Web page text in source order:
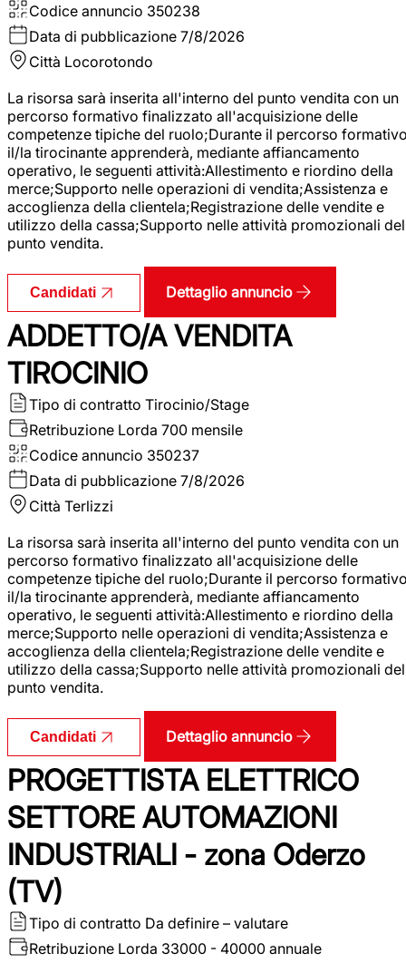
Codice annuncio 350238
Data di pubblicazione 7/8/2026
Città Locorotondo
La risorsa sarà inserita all'interno del punto vendita con un
percorso formativo finalizzato all'acquisizione delle
competenze tipiche del ruolo;Durante il percorso
il/la tirocinante apprenderà, mediante affiancamento
operativo, le seguenti attività:Allestimento e riordino della
merce;Supporto nelle operazioni di vendita;Assistenza e
accoglienza della clientela;Registrazione delle vendite e
utilizzo della cassa;Supporto nelle attività promozionali del
punto vendita.
Candidati Dettaglio annuncio
ADDETTO/A VENDITA
TIROCINIO
Tipo di contratto Tirocinio/Stage
Retribuzione Lorda 700 mensile
Codice annuncio 350237
Data di pubblicazione 7/8/2026
Città Terlizzi
La risorsa sarà inserita all'interno del punto vendita con un
percorso formativo finalizzato all'acquisizione delle
competenze tipiche del ruolo;Durante il percorso
il/la tirocinante apprenderà, mediante affiancamento
operativo, le seguenti attività:Allestimento e riordino della
merce;Supporto nelle operazioni di vendita;Assistenza e
accoglienza della clientela;Registrazione delle vendite e
utilizzo della cassa;Supporto nelle attività promozionali del
punto vendita.
Candidati Dettaglio annuncio
PROGETTISTA ELETTRICO
SETTORE AUTOMAZIONI
INDUSTRIALI - zona Oderzo
(TV)
Tipo di contratto Da definire – valutare
Retribuzione Lorda 33000 - 40000 annuale